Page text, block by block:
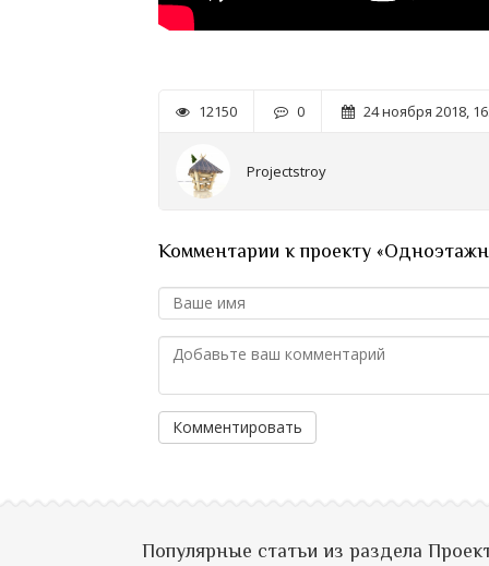
12150 0 24 ноября 2018,
Projectstroy
Комментарии к проекту
Комментировать
Популярные статьи из раздела